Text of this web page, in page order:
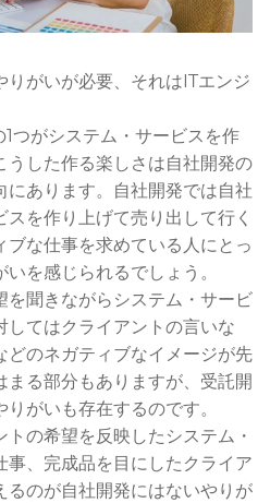
がいが必要、それはITエンジ
つがシステム・サービスを作
うした作る楽しさは自社開発の
あります。自社開発では自社
を作り上げて売り出して行く
な仕事を求めている人にとっ
を感じられるでしょう。
を聞きながらシステム・サービ
してはクライアントの言いな
どのネガティブなイメージが先
る部分もありますが、受託開
がいも存在するのです。
の希望を反映したシステム・
、完成品を目にしたクライア
るのが自社開発にはないやりが